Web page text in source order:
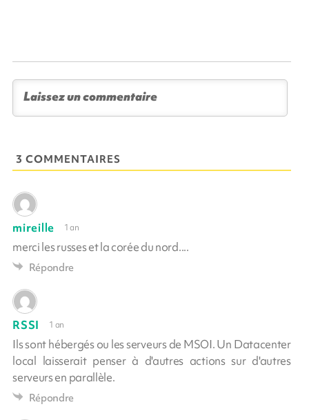
3 COMMENTAIRES
mireille 1 an
merci les russes et la corée du nord....
Répondre
RSSI 1 an
Ils sont hébergés ou les serveurs de MSOI. Un Datacenter
local laisserait penser à d'autres actions sur d'autres
serveurs en parallèle.
Répondre